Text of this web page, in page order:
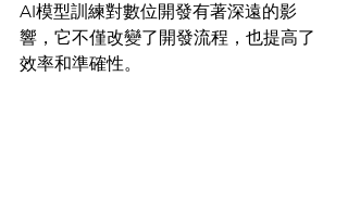
AI模型訓練對數位開發有著深遠的影
響，它不僅改變了開發流程，也提高了
效率和準確性。